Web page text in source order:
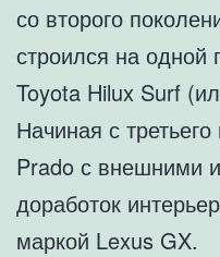
со второго
строился на
Toyota Hilux Surf
Начиная с
Prado с внешними
доработок
маркой Lexus GX.